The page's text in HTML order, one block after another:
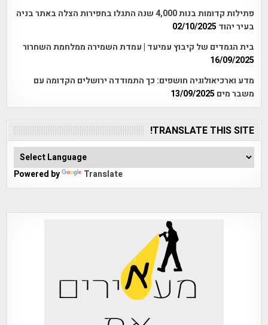
פתילות קדומות בנות 4,000 שנה התגלו בחפירות הצלה באתר בניה
בעיר יהוד 02/10/2025
בית הגמדים של קיבוץ עמיעד | עמדת השמירה ממלחמת השחרור
16/09/2025
מדע וארכיאולוגיה חושפים: כך התמודדה ירושלים הקדומה עם
משבר מים 13/09/2025
TRANSLATE THIS SITE!
Powered by Translate